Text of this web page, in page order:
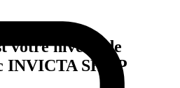
votre niveau de
INVICTA SHOP